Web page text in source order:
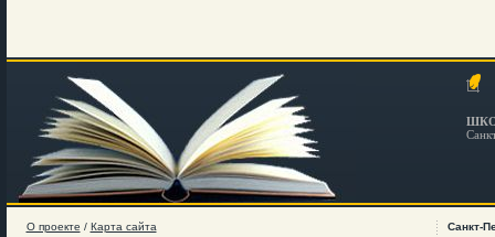
О проекте / Карта сайта
Санкт-